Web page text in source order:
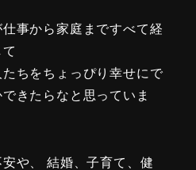
事から家庭まですべて経
ちをちょっぴり幸せにで
きたらなと思っていま
や、 結婚、子育て、健